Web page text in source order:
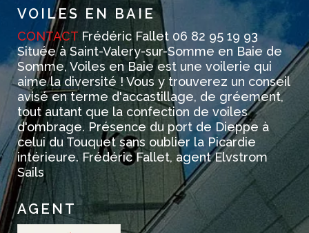
VOILES EN BAIE
CONTACT Frédéric Fallet 06 82 95 19 93
Située à Saint-Valery-sur-Somme en Baie de
Somme, Voiles en Baie est une voilerie qui
aime la diversité ! Vous y trouverez un conseil
avisé en terme d'accastillage, de gréement,
tout autant que la confection de voiles
d'ombrage. Présence du port de Dieppe à
celui du Touquet sans oublier la Picardie
intérieure. Frédéric Fallet, agent Elvstrom
Sails
AGENT